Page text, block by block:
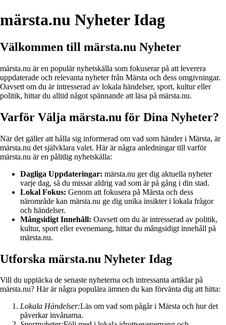
märsta.nu Nyheter Idag
Välkommen till märsta.nu Nyheter
märsta.nu är en populär nyhetskälla som fokuserar på att leverera
uppdaterade och relevanta nyheter från Märsta och dess omgivningar.
Oavsett om du är intresserad av lokala händelser, sport, kultur eller
politik, hittar du alltid något spännande att läsa på märsta.nu.
Varför Välja märsta.nu för Dina Nyheter?
När det gäller att hålla sig informerad om vad som händer i Märsta, är
märsta.nu det självklara valet. Här är några anledningar till varför
märsta.nu är en pålitlig nyhetskälla:
Dagliga Uppdateringar: märsta.nu ger dig aktuella nyheter
varje dag, så du missar aldrig vad som är på gång i din stad.
Lokal Fokus: Genom att fokusera på Märsta och dess
närområde kan märsta.nu ge dig unika insikter i lokala frågor
och händelser.
Mångsidigt Innehåll: Oavsett om du är intresserad av politik,
kultur, sport eller evenemang, hittar du mångsidigt innehåll på
märsta.nu.
Utforska märsta.nu Nyheter Idag
Vill du upptäcka de senaste nyheterna och intressanta artiklar på
märsta.nu? Här är några populära ämnen du kan förvänta dig att hitta:
Lokala Händelser:Läs om vad som pågår i Märsta och hur det
påverkar invånarna.